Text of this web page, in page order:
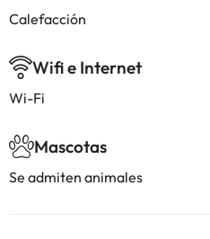
Calefacción
Wifi e Internet
Wi-Fi
Mascotas
Se admiten animales